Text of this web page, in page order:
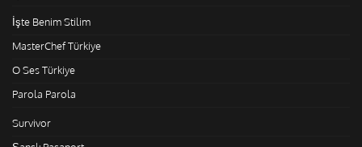
İşte Benim Stilim
MasterChef Türkiye
O Ses Türkiye
Parola Parola
Survivor